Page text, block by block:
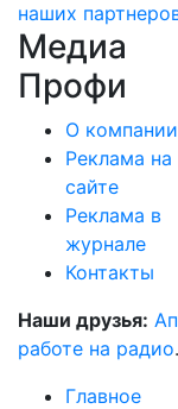
наших
Медиа
Профи
О компании
Реклама на
сайте
Реклама в
журнале
Контакты
Наши друзья:
работе на радио.
Главное